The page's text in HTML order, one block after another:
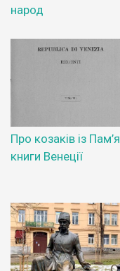
народ
Про козаків із
книги Венеції